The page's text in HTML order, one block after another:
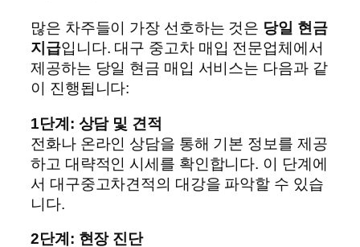
많은 차주들이 가장 선호하는 것은 당일 현금
지급입니다. 대구 중고차 매입 전문업체에서
제공하는 당일 현금 매입 서비스는 다음과 같
이 진행됩니다:
1단계: 상담 및 견적
전화나 온라인 상담을 통해 기본 정보를 제공
하고 대략적인 시세를 확인합니다. 이 단계에
서 대구중고차견적의 대강을 파악할 수 있습
니다.
2단계: 현장 진단